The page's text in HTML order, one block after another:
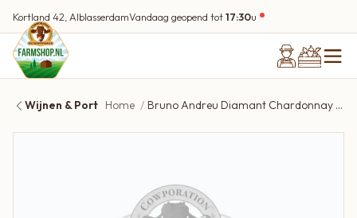
Kortland 42, AlblasserdamVandaag geopend tot17:30u
Wijnen & Port Home Bruno Andreu Diamant Chardonnay 2025 Oaky | 13%